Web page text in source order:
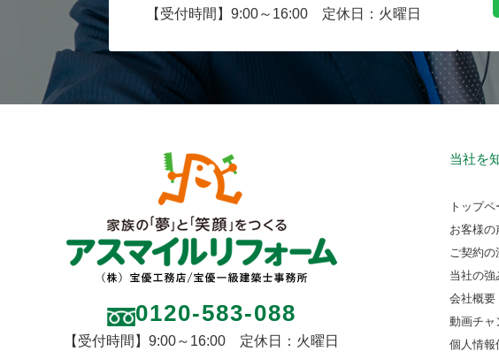
【受付時間】9:00～16:00 定休日：火曜日
0120-583-088
【受付時間】9:00～16:00 定休日：火曜日
当社を
トップペ
お客様の
ご契約の
当社の強
会社概要
動画チャ
個人情報